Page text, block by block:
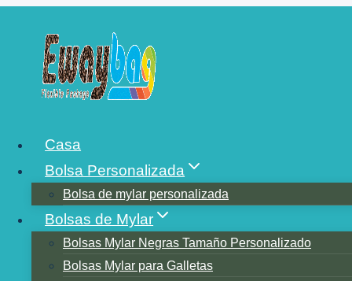
contenido
Casa
Bolsa Personalizada
Bolsa de mylar personalizada
Bolsas de Mylar
Bolsas Mylar Negras Tamaño Personalizado
Bolsas Mylar para Galletas